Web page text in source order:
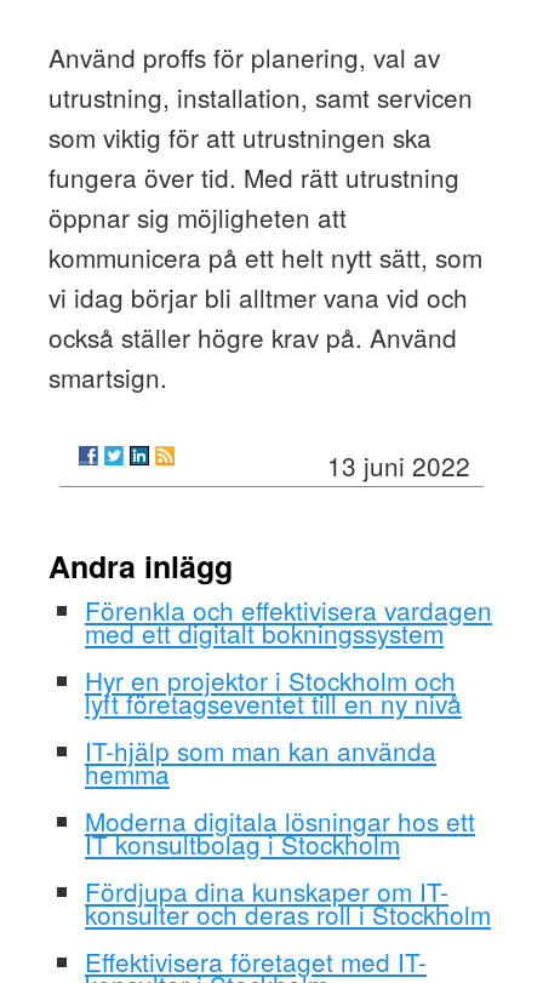
Använd proffs för planering, val av
utrustning, installation, samt servicen
som viktig för att utrustningen ska
fungera över tid. Med rätt utrustning
öppnar sig möjligheten att
kommunicera på ett helt nytt sätt, som
vi idag börjar bli alltmer vana vid och
också ställer högre krav på. Använd
smartsign.
13 juni 2022
Andra inlägg
Förenkla och effektivisera vardagen
med ett digitalt bokningssystem
Hyr en projektor i Stockholm och
lyft företagseventet till en ny nivå
IT-hjälp som man kan använda
hemma
Moderna digitala lösningar hos ett
IT konsultbolag i Stockholm
Fördjupa dina kunskaper om IT-
konsulter och deras roll i Stockholm
Effektivisera företaget med IT-